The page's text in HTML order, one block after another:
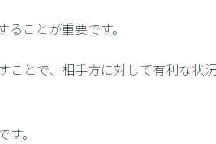
ることが重要です。
ことで、相手方に対して有利な状
。